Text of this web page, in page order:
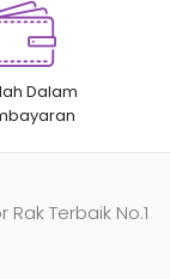
Dalam
Rak Terbaik No.1